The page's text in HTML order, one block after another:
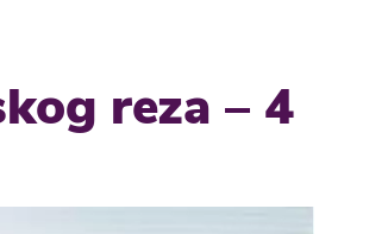
reza – 4